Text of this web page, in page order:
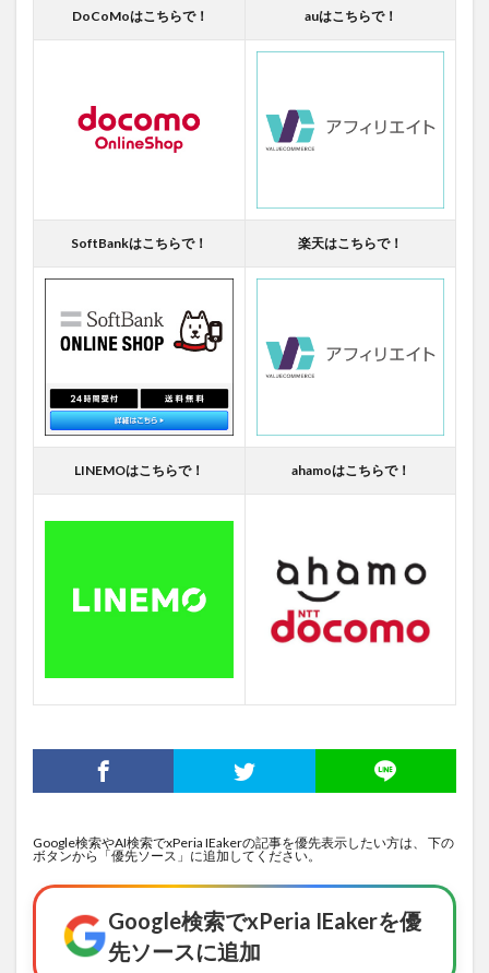
DoCoMoはこちらで！ auはこちらで！
SoftBankはこちらで！ 楽天はこちらで！
LINEMOはこちらで！ ahamoはこちらで！
Google検索やAI検索でxPeria IEakerの記事を優先表示したい方は、 下の
ボタンから「優先ソース」に追加してください。
Google検索でxPeria IEakerを優
先ソースに追加